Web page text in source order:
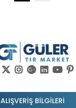
ALIŞVERİŞ BİLGİLERİ